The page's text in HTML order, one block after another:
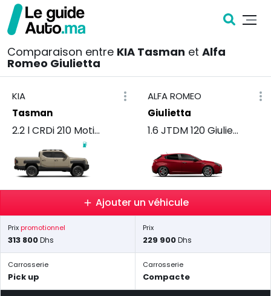
Comparaison entre KIA Tasman et Alfa
Romeo Giulietta
KIA
Tasman
2.2 l CRDi 210 Motion+ Simple Cabine
ALFA ROMEO
Giulietta
1.6 JTDM 120 Giulietta
Ajouter un véhicule
Prix promotionnel
313 800Dhs
Prix
229 900Dhs
Carrosserie
Pick up
Carrosserie
Compacte